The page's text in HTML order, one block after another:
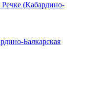
(Кабардино-
Балкарская